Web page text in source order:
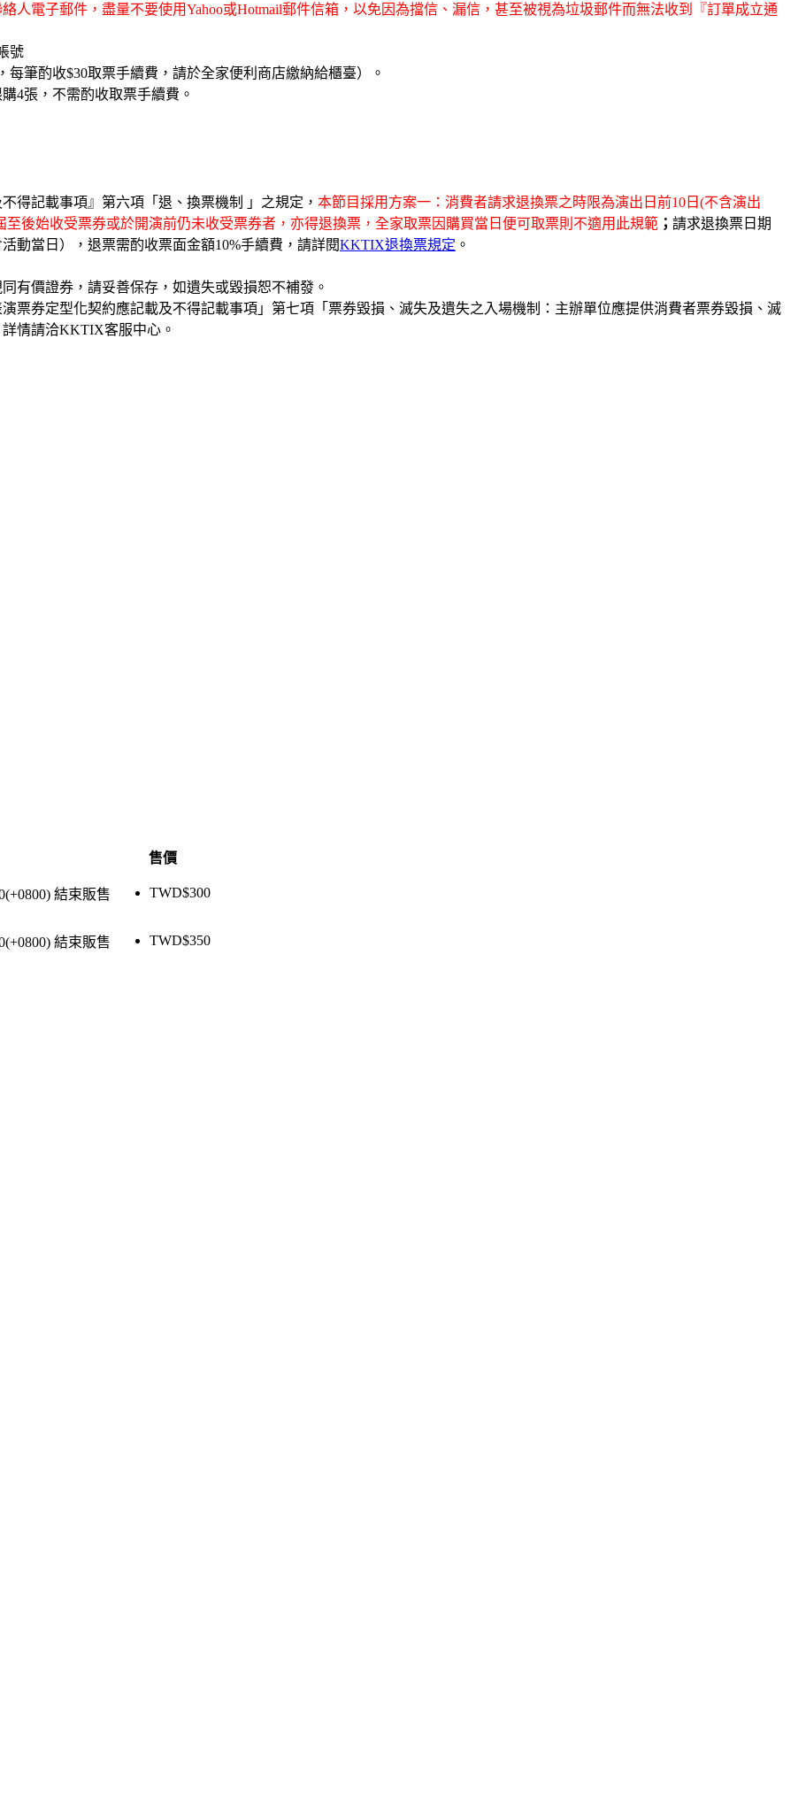
人電子郵件，盡量不要使用Yahoo或Hotmail郵件信箱，以免因為擋信、漏信，甚至被視為垃圾郵件而無法收到『訂單成立通
號
筆酌收$30取票手續費，請於全家便利商店繳納給櫃臺）。
4張，不需酌收取票手續費。
得記載事項』第六項「退、換票機制 」之規定， 本節目採用方案一：消費者請求退換票之時限為演出日前10日(不含演出
後始收受票券或於開演前仍未收受票券者，亦得退換票，全家取票因購買當日便可取票則不適用此規範 ； 請求退換票日期
動當日），退票需酌收票面金額10%手續費，請詳閱KKTIX退換票規定 。
有價證券，請妥善保存，如遺失或毀損恕不補發。
票券定型化契約應記載及不得記載事項」第七項「票券毀損、滅失及遺失之入場機制：主辦單位應提供消費者票券毀損、滅
情請洽KKTIX客服中心。
售價
結束販售 TWD$300
結束販售 TWD$350